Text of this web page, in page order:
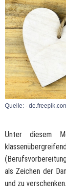
Quelle: -
Unter diesem
als Zeichen der
und zu verschenken.